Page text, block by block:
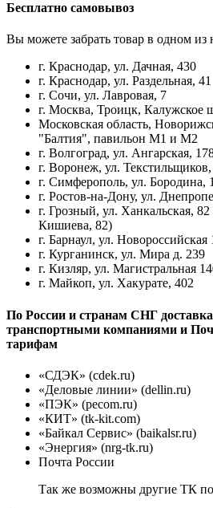
Бесплатно самовывоз
Вы можете забрать товар в одном из
г. Краснодар, ул. Дачная, 430
г. Краснодар, ул. Раздельная, 41
г. Сочи, ул. Лавровая, 7
г. Москва, Троицк, Калужское
Московская область,
"Балтия", павильон М1 и М2
г. Волгоград, ул. Ангарская,
г. Воронеж, ул.
г. Симферополь, ул. Бородина,
г. Ростов-на-Дону, ул.
г. Грозный, ул. Ханкальская,
Кишиева, 82)
г. Барнаул, ул. Новороссийская
г. Курганинск, ул. Мира д. 239
г. Кизляр, ул. Магистральная
г. Майкоп, ул. Хакурате, 402
По России и странам СНГ
транспортными компаниями и
тарифам
«СДЭК» (cdek.ru)
«Деловые линии» (dellin.ru)
«ПЭК» (pecom.ru)
«КИТ» (tk-kit.com)
«Байкал Сервис» (baikalsr.ru)
«Энергия» (nrg-tk.ru)
Почта России
Так же возможны другие ТК